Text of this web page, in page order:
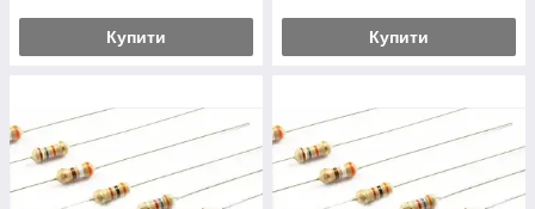
Купити Купити